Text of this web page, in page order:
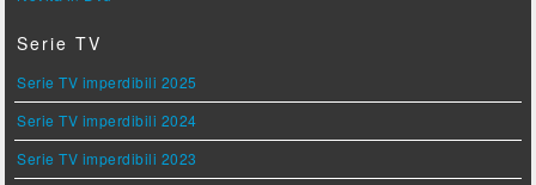
Serie TV
Serie TV imperdibili 2025
Serie TV imperdibili 2024
Serie TV imperdibili 2023